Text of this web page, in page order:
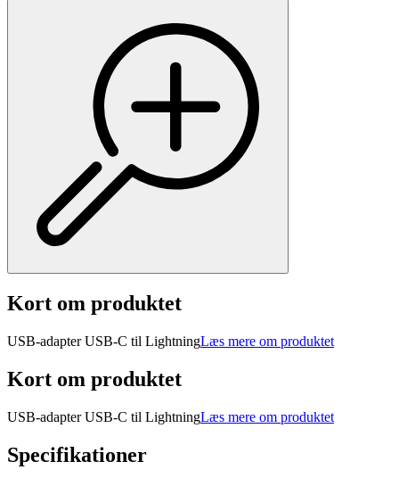
Kort om produktet
USB-adapter USB-C til LightningLæs mere om produktet
Kort om produktet
USB-adapter USB-C til LightningLæs mere om produktet
Specifikationer